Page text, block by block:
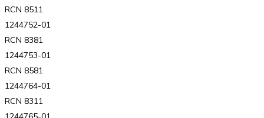
RCN 8511
1244752-01
RCN 8381
1244753-01
RCN 8581
1244764-01
RCN 8311